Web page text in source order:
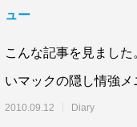
ュー
こんな記事を見まし
いマックの隠し情強
2010.09.12 Diary